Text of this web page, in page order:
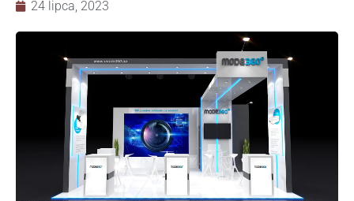
24 lipca, 2023